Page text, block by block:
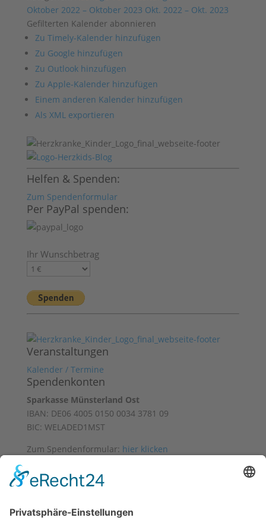
Oktober 2022 – Oktober 2023 Okt. 2022 – Okt. 2023
Gefilterten Kalender abonnieren
Zu Timely-Kalender hinzufügen
Zu Google hinzufügen
Zu Outlook hinzufügen
Zu Apple-Kalender hinzufügen
Einem anderen Kalender hinzufügen
Als XML exportieren
Helfen & Spenden:
Zum Spendenformular
Per PayPal spenden:
Ihr Wunschbetrag
Veranstaltungen
Kalender / Termine
Spendenkonten
Sparkasse Münsterland Ost
IBAN: DE06 4005 0150 0034 3781 09
BIC: WELADED1MST
Zum Spendenformular: hier klicken
Impressum
Facebook